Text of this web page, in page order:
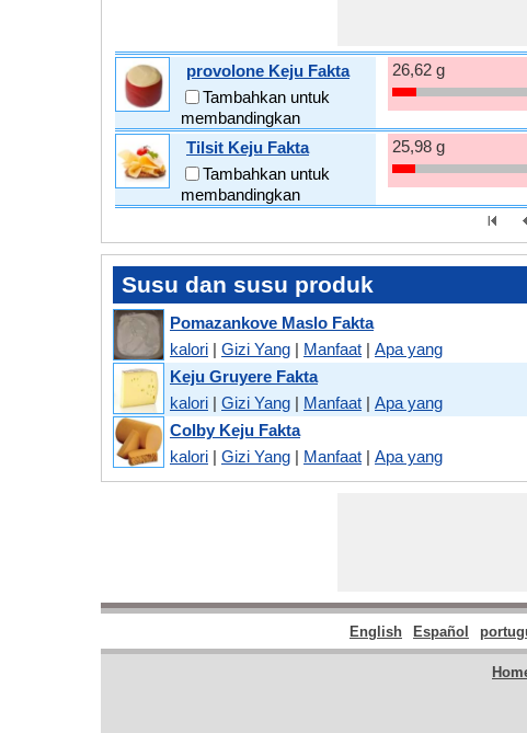
provolone Keju Fakta
Tambahkan untuk
membandingkan
26,62 g
Tilsit Keju Fakta
Tambahkan untuk
membandingkan
25,98 g
Susu dan susu produk
Pomazankove Maslo Fakta
kalori | Gizi Yang | Manfaat | Apa yang
Keju Gruyere Fakta
kalori | Gizi Yang | Manfaat | Apa yang
Colby Keju Fakta
kalori | Gizi Yang | Manfaat | Apa yang
English Español